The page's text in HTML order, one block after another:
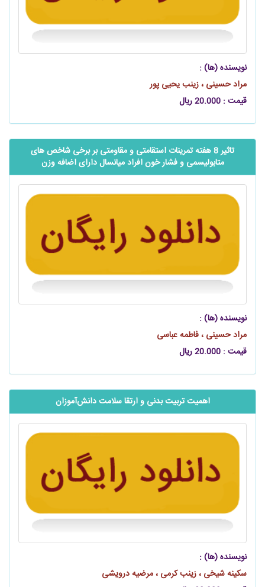
نویسنده (ها) :
مراد حسینی ، زینب یحیی پور
قیمت : 20.000 ریال
تاثیر 8 هفته تمرینات استقامتی و مقاومتی بر برخی شاخص های
متابولیسمی و فشار خون افراد میانسال دارای اضافه وزن
نویسنده (ها) :
مراد حسینی ، فاطمه عباسی
قیمت : 20.000 ریال
اهمیت تربیت بدنی و ارتقا سلامت دانش‌آموزان
نویسنده (ها) :
سکینه شیخی ، زینب کرمی ، مرضیه درویشی